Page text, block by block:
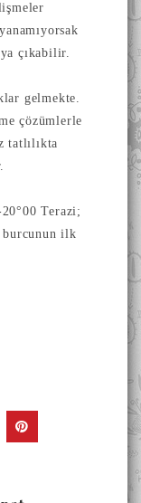
çıkabilir.
gelmekte.
çözümlerle
tatlılıkta
Terazi;
burcunun ilk